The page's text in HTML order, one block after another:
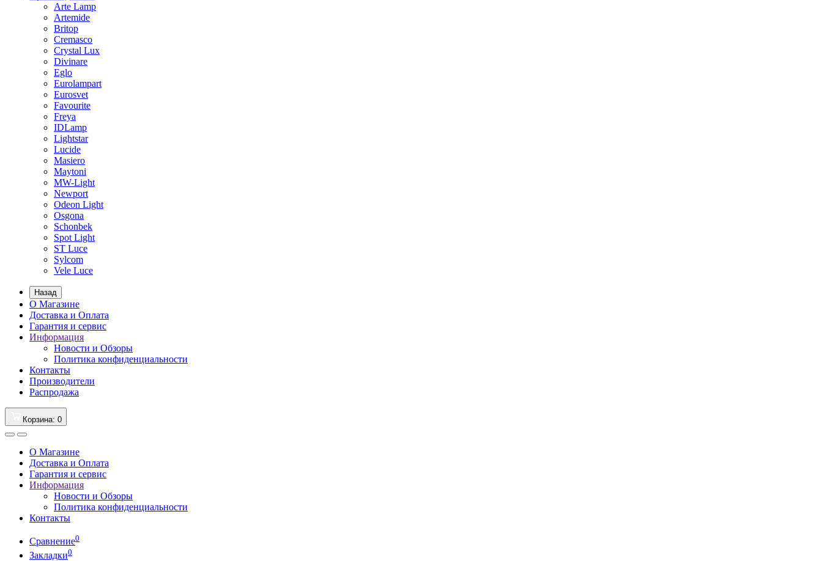
Arte Lamp
Artemide
Britop
Cremasco
Crystal Lux
Divinare
Eglo
Eurolampart
Eurosvet
Favourite
Freya
IDLamp
Lightstar
Lucide
Masiero
Maytoni
MW-Light
Newport
Odeon Light
Osgona
Schonbek
Spot Light
ST Luce
Sylcom
Vele Luce
Назад
О Магазине
Доставка и Оплата
Гарантия и сервис
Информация
Новости и Обзоры
Политика конфиденциальности
Контакты
Производители
Распродажа
Корзина: 0
О Магазине
Доставка и Оплата
Гарантия и сервис
Информация
Новости и Обзоры
Политика конфиденциальности
Контакты
Сравнение0
Закладки0